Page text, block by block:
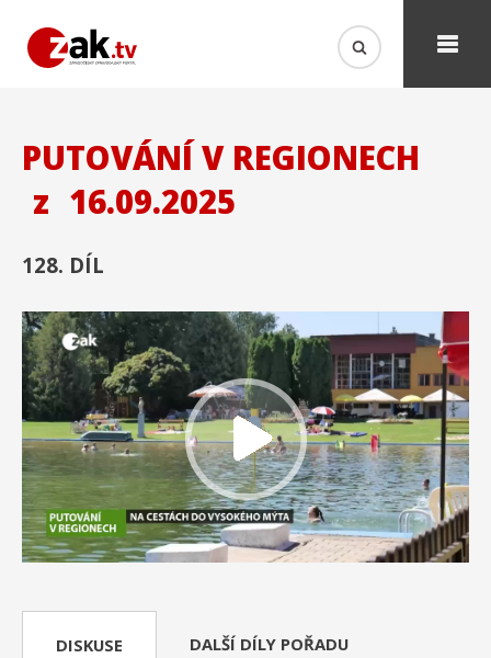
PUTOVÁNÍ V REGIONECH
z 16.09.2025
128. DÍL
DISKUSE DALŠÍ DÍLY POŘADU